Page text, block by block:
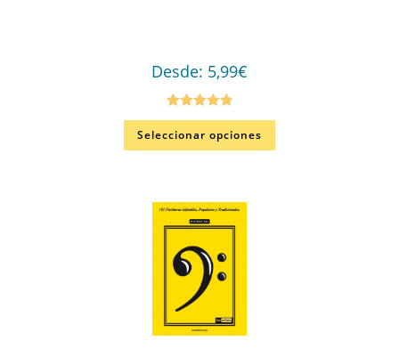
Desde: 5,99€
Valorado en
4.86de 5
Seleccionar opciones